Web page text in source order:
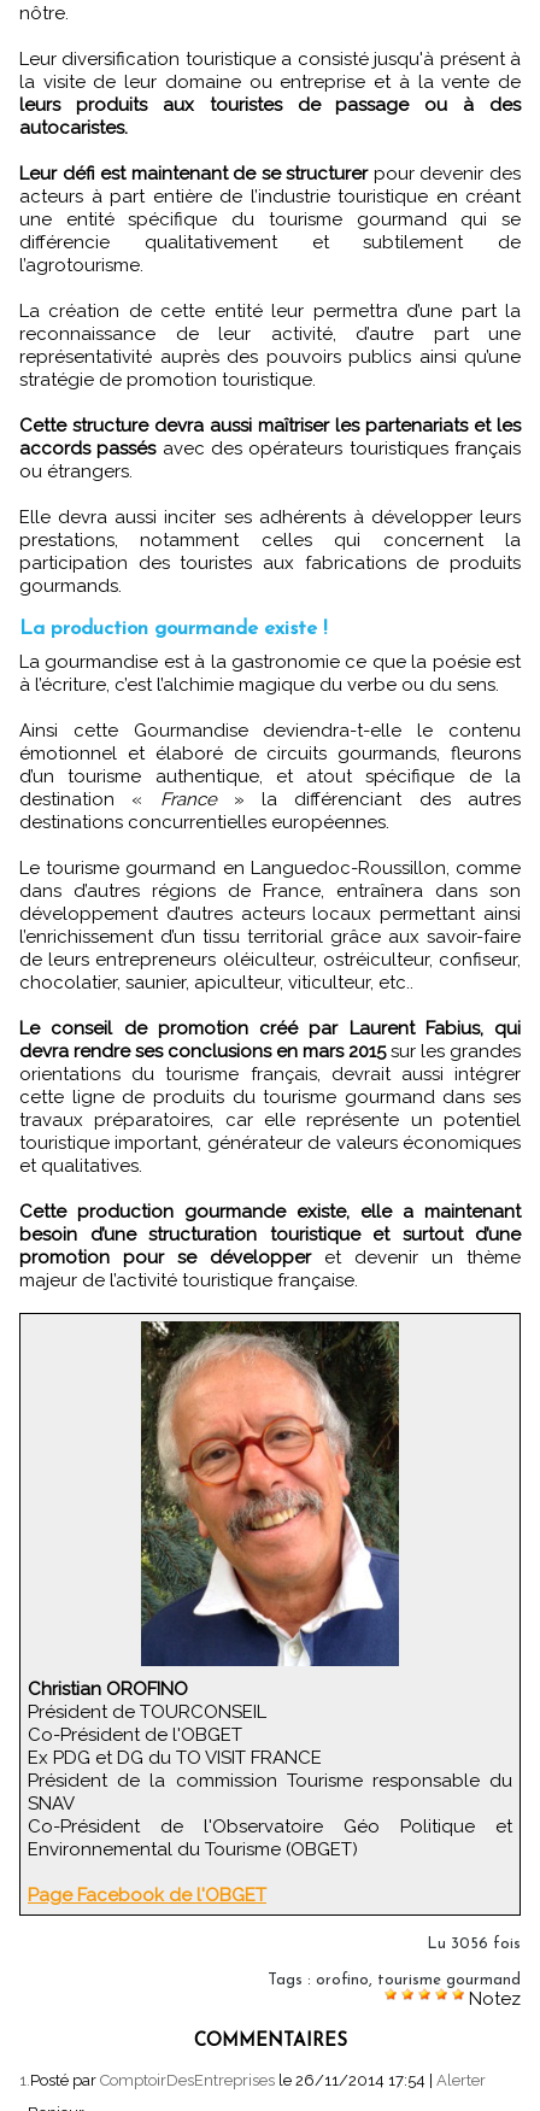
nôtre.
Leur diversification touristique a consisté jusqu'à présent à
la visite de leur domaine ou entreprise et à la vente de
leurs produits aux touristes de passage ou à des
autocaristes.
Leur défi est maintenant de se structurerpour devenir des
acteurs à part entière de l’industrie touristique en créant
une entité spécifique du tourisme gourmand qui se
différencie qualitativement et subtilement de
l’agrotourisme.
La création de cette entité leur permettra d’une part la
reconnaissance de leur activité, d’autre part une
représentativité auprès des pouvoirs publics ainsi qu’une
stratégie de promotion touristique.
Cette structure devra aussi maîtriser les partenariats et les
accords passésavec des opérateurs touristiques français
ou étrangers.
Elle devra aussi inciter ses adhérents à développer leurs
prestations, notamment celles qui concernent la
participation des touristes aux fabrications de produits
gourmands.
La production gourmande existe !
La gourmandise est à la gastronomie ce que la poésie est
à l’écriture, c’est l’alchimie magique du verbe ou du sens.
Ainsi cette Gourmandise deviendra-t-elle le contenu
émotionnel et élaboré de circuits gourmands, fleurons
d’un tourisme authentique, et atout spécifique de la
destination « France» la différenciant des autres
destinations concurrentielles européennes.
Le tourisme gourmand en Languedoc-Roussillon, comme
dans d’autres régions de France, entraînera dans son
développement d’autres acteurs locaux permettant ainsi
l’enrichissement d’un tissu territorial grâce aux savoir-faire
de leurs entrepreneurs oléiculteur, ostréiculteur, confiseur,
chocolatier, saunier, apiculteur, viticulteur, etc..
Le conseil de promotion créé par Laurent Fabius, qui
devra rendre ses conclusions en mars 2015sur les grandes
orientations du tourisme français, devrait aussi intégrer
cette ligne de produits du tourisme gourmand dans ses
travaux préparatoires, car elle représente un potentiel
touristique important, générateur de valeurs économiques
et qualitatives.
Cette production gourmande existe, elle a maintenant
besoin d’une structuration touristique
et surtout d’une
promotion pour se développeret devenir un thème
majeur de l’activité touristique française.
Christian OROFINO
Président de TOURCONSEIL
Co-Président de l'OBGET
Ex PDG et DG du TO VISIT FRANCE
Président de la commission Tourisme responsable du
SNAV
Co-Président de l'Observatoire Géo Politique et
Environnemental du Tourisme (OBGET)
Page Facebook de l'OBGET
Lu 3056 fois
Tags : orofino, tourisme gourmand
Notez
COMMENTAIRES
1.Posté par ComptoirDesEntreprises le 26/11/2014 17:54
Alerter